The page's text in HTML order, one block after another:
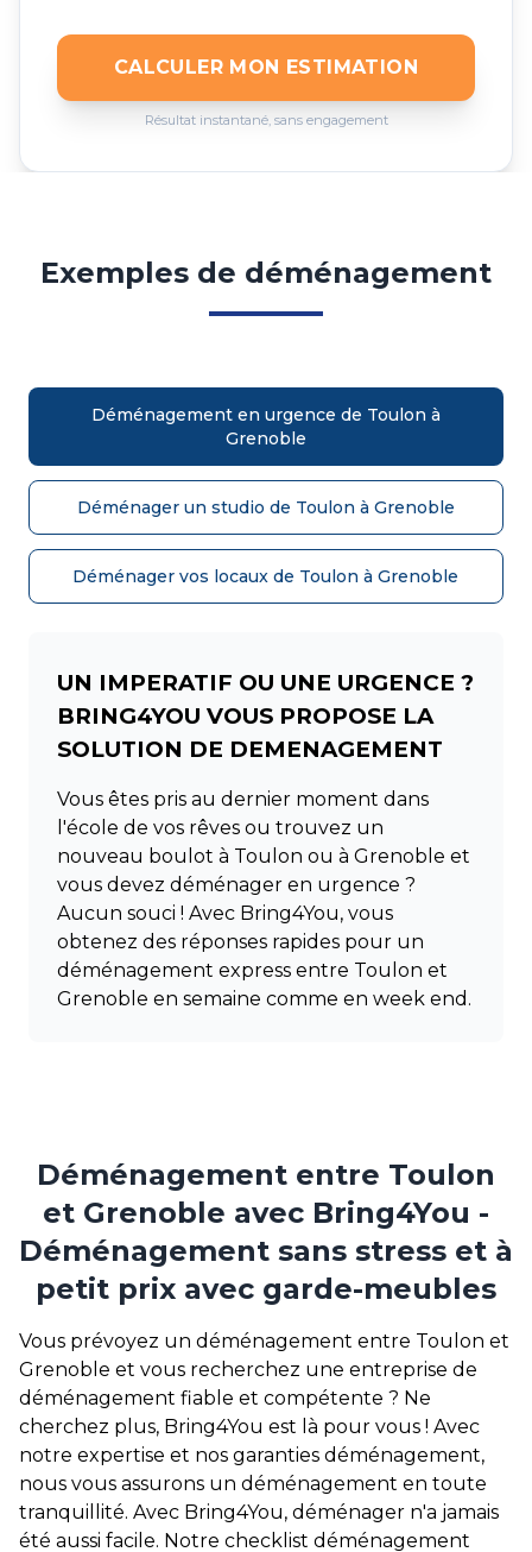
CALCULER MON ESTIMATION
Résultat instantané, sans engagement
Exemples de déménagement
Déménagement en urgence de Toulon à
Grenoble
Déménager un studio de Toulon à Grenoble
Déménager vos locaux de Toulon à Grenoble
UN IMPERATIF OU UNE URGENCE ?
BRING4YOU VOUS PROPOSE LA
SOLUTION DE DEMENAGEMENT
Vous êtes pris au dernier moment dans
l'école de vos rêves ou trouvez un
nouveau boulot à Toulon ou à Grenoble et
vous devez déménager en urgence ?
Aucun souci ! Avec Bring4You, vous
obtenez des réponses rapides pour un
déménagement express entre Toulon et
Grenoble en semaine comme en week end.
Déménagement entre Toulon
et Grenoble avec Bring4You -
Déménagement sans stress et à
petit prix avec garde-meubles
Vous prévoyez un déménagement entre Toulon et
Grenoble et vous recherchez une entreprise de
déménagement fiable et compétente ? Ne
cherchez plus, Bring4You est là pour vous ! Avec
notre expertise et nos garanties déménagement,
nous vous assurons un déménagement en toute
tranquillité. Avec Bring4You, déménager n'a jamais
été aussi facile. Notre checklist déménagement